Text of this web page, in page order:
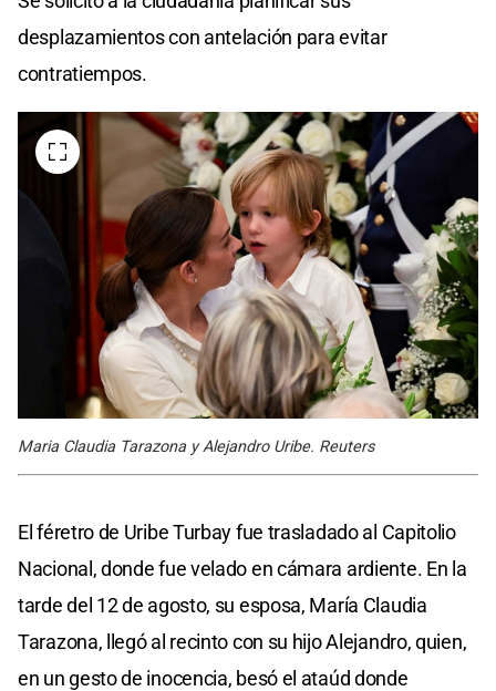
desplazamientos con antelación para evitar
contratiempos.
Maria Claudia Tarazona y Alejandro Uribe. Reuters
El féretro de Uribe Turbay fue trasladado al Capitolio
Nacional, donde fue velado en cámara ardiente. En la
tarde del 12 de agosto, su esposa, María Claudia
Tarazona, llegó al recinto con su hijo Alejandro, quien,
en un gesto de inocencia, besó el ataúd donde